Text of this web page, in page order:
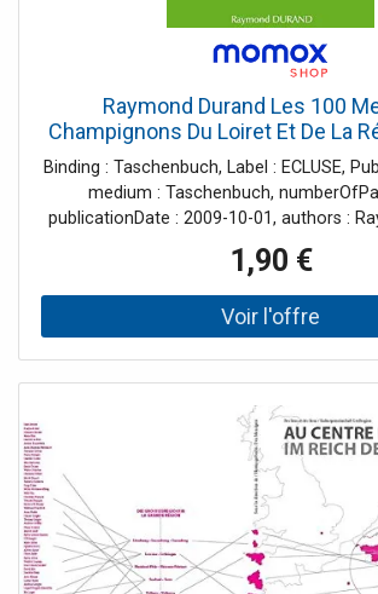
Raymond Durand Les 100
Champignons Du Loiret Et De La
Binding : Taschenbuch, Label : ECLUSE,
medium : Taschenbuch,
publicationDate : 2009-10-01, authors :
ISBN : 2916564233
1,90 €